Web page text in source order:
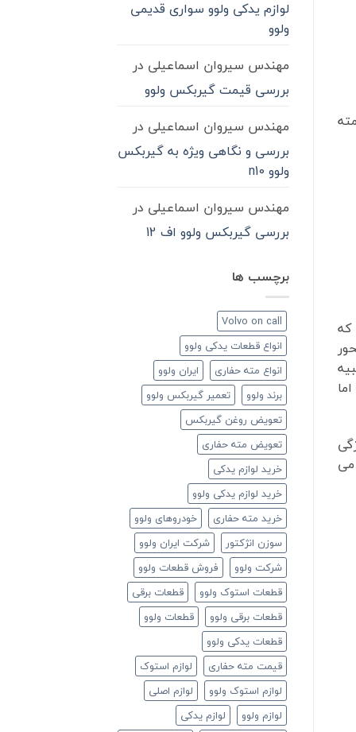
مته
که
لوازم یدکی ولوو سواری قدیمی
ولوو
مهندس سیروان اسماعیلی در
بررسی قیمت گیربکس ولوو
مهندس سیروان اسماعیلی در
بررسی و نگاهی ویژه به گیربکس
ولوو n10
مهندس سیروان اسماعیلی در
بررسی گیربکس ولوو اف 12
برچسب ها
Volvo on call
انواع قطعات یدکی ولوو
انواع مته حفاری
ایران ولوو
برند ولوو
تعمیر گیربکس ولوو
تعویض روغن گیربکس
تعویض مته حفاری
خرید لوازم یدکی
خرید لوازم یدکی ولوو
خرید مته حفاری
خودروهای ولوو
سوزن انژکتور
شرکت ایران ولوو
شرکت ولوو
فروش قطعات ولوو
قطعات استوک ولوو
قطعات برقی
قطعات برقی ولوو
قطعات ولوو
قطعات یدکی ولوو
قیمت مته حفاری
لوازم استوک
لوازم استوک ولوو
لوازم اصلی
لوازم ولوو
لوازم یدکی